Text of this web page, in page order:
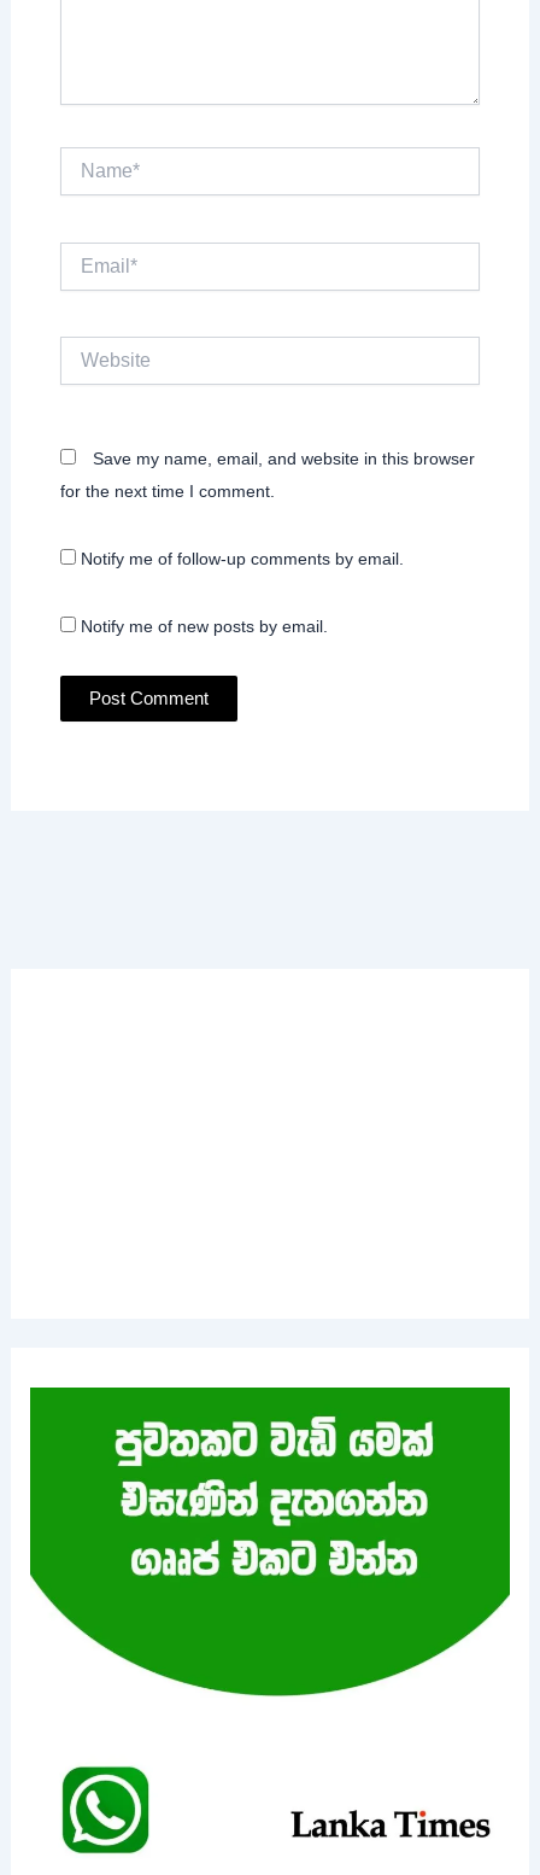
Website
Save my name, email, and website in this browser
for the next time I comment.
Notify me of follow-up comments by email.
Notify me of new posts by email.